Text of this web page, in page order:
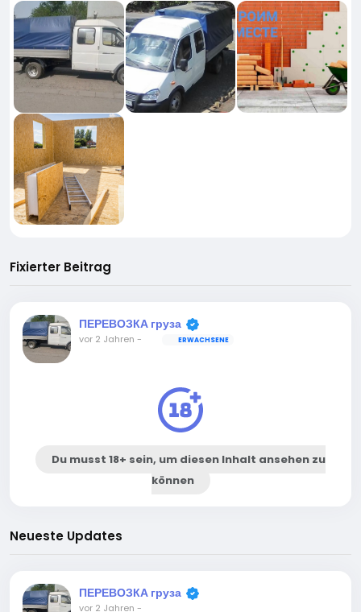
Fixierter Beitrag
ПЕРЕВОЗКА груза
vor 2 Jahren - ERWACHSENE
Du musst 18+ sein, um diesen Inhalt ansehen zu
können
Neueste Updates
ПЕРЕВОЗКА груза
vor 2 Jahren -